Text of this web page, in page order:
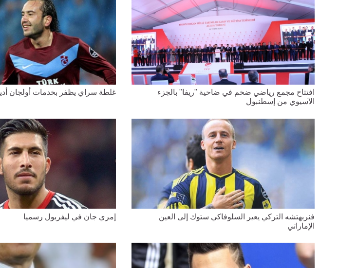
افتتاح مجمع رياضي ضخم في ضاحية "ريفا" بالجزء
الآسيوي من إسطنبول
غلطة سراي يظفر بخدمات أولجان
فنربهتشه التركي يعير السلوفاكي ستوك إلى العين
الإماراتي
إمري جان في ليفربول رسميا